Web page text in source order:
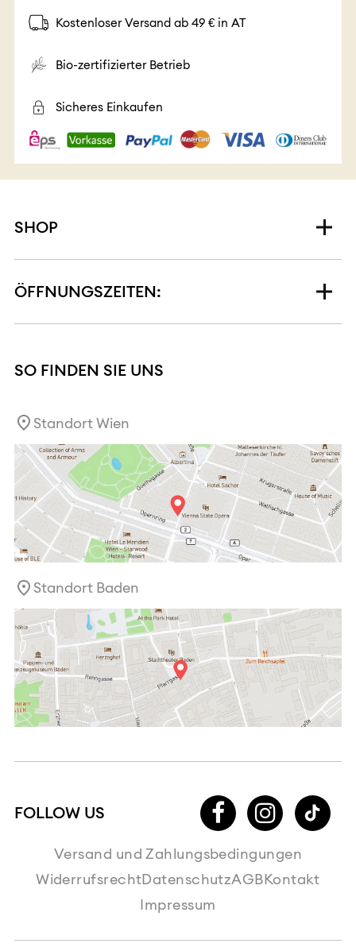
Kostenloser Versand ab 49 € in AT
Bio-zertifizierter Betrieb
Sicheres Einkaufen
SHOP
ÖFFNUNGSZEITEN:
SO FINDEN SIE UNS
Standort Wien
Standort Baden
Versand und Zahlungsbedingungen
WiderrufsrechtDatenschutzAGBKontakt
Impressum